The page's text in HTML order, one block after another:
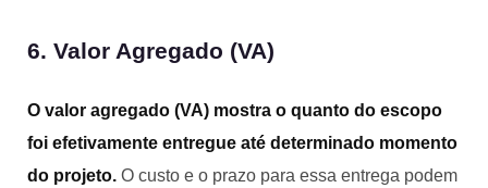
6. Valor Agregado (VA)
O valor agregado (VA) mostra o quanto do escopo
foi efetivamente entregue até determinado momento
do projeto. O custo e o prazo para essa entrega podem